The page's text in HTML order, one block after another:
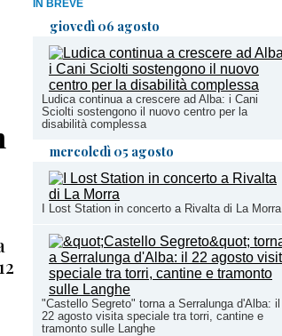
IN BREVE
giovedì 06 agosto
Ludica continua a crescere ad Alba: i Cani
Sciolti sostengono il nuovo centro per la
disabilità complessa
mercoledì 05 agosto
I Lost Station in concerto a Rivalta di La Morra
"Castello Segreto" torna a Serralunga d'Alba: il
22 agosto visita speciale tra torri, cantine e
tramonto sulle Langhe